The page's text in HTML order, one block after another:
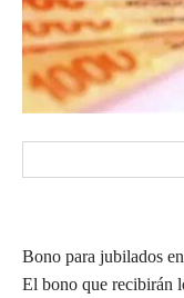
Bono para jubilados
El bono que recibirán